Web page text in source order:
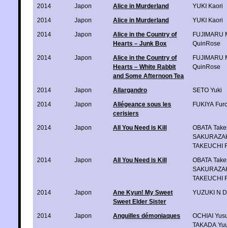
2014
Japon Alice in Murderland
YUKI Kaori
2014
Japon Alice in Murderland
YUKI Kaori
2014
Japon
Alice in the Country of
Hearts – Junk Box
FUJIMARU
QuinRose
2014
Japon
Alice in the Country of
Hearts – White Rabbit
and Some Afternoon Tea
FUJIMARU
QuinRose
2014 Japon Allargandro
SETO Yuki
2014
Japon
Allégeance sous les
cerisiers
FUKIYA
2014 Japon All You Need is Kill
OBATA
TAKEUCHI
2014
Japon All You Need is Kill
OBATA
TAKEUCHI
2014
Japon
Ane Kyun! My Sweet
Sweet Elder Sister
YUZUKI N
2014 Japon Anguilles démoniaques
OCHIAI
TAKADA